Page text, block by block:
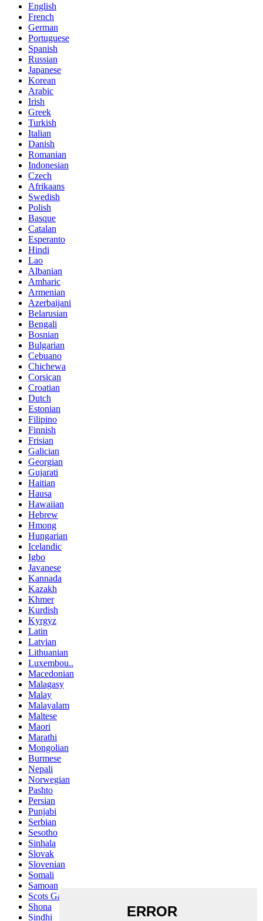
English
French
German
Portuguese
Spanish
Russian
Japanese
Korean
Arabic
Irish
Greek
Turkish
Italian
Danish
Romanian
Indonesian
Czech
Afrikaans
Swedish
Polish
Basque
Catalan
Esperanto
Hindi
Lao
Albanian
Amharic
Armenian
Azerbaijani
Belarusian
Bengali
Bosnian
Bulgarian
Cebuano
Chichewa
Corsican
Croatian
Dutch
Estonian
Filipino
Finnish
Frisian
Galician
Georgian
Gujarati
Haitian
Hausa
Hawaiian
Hebrew
Hmong
Hungarian
Icelandic
Igbo
Javanese
Kannada
Kazakh
Khmer
Kurdish
Kyrgyz
Latin
Latvian
Lithuanian
Luxembou..
Macedonian
Malagasy
Malay
Malayalam
Maltese
Maori
Marathi
Mongolian
Burmese
Nepali
Norwegian
Pashto
Persian
Punjabi
Serbian
Sesotho
Sinhala
Slovak
Slovenian
Somali
Samoan
Scots Gaelic
Shona
Sindhi